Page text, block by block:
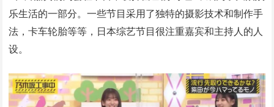
乐生活的一部分。一些节目采用了独特的摄影技术和制作手
法，卡车轮胎等等，日本综艺节目很注重嘉宾和主持人的人
设。